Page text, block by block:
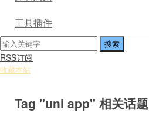
工具插件
RSS订阅
收藏本站
Tag "uni app" 相关话题